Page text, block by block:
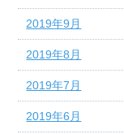
2019年9月
2019年8月
2019年7月
2019年6月